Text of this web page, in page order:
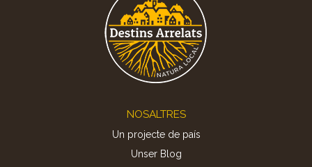
NOSALTRES
Un projecte de país
Unser Blog